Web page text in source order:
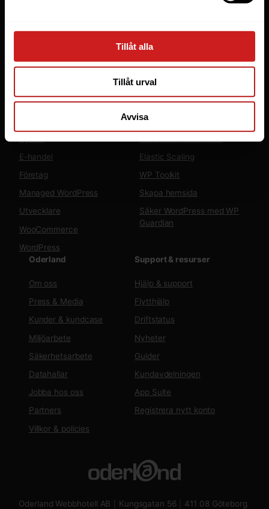
Tillåt alla
Tillåt urval
Avvisa
Cloud
Fler tjänster
E-handel
Företag
Managed WordPress
Utvecklare
WooCommerce
WordPress
Elastic Scaling
WP Toolkit
Skapa hemsida
Säker WordPress med WP
Guardian
Oderland
Om oss
Press & Media
Kunder & kundcase
Miljöarbete
Säkerhetsarbete
Datahallar
Jobba hos oss
Partners
Villkor & policies
Support & resurser
Hjälp & support
Flytthjälp
Driftstatus
Nyheter
Guider
Kundavdelningen
App Suite
Registrera nytt konto
Oderland Webbhotell AB Kungsgatan 56 411 08 Göteborg